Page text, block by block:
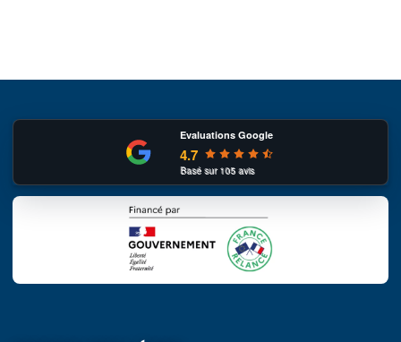
Evaluations Google
4.7
Basé sur105avis